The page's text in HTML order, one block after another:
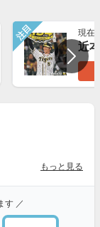
注目 現在
近
もっと見る
す ／